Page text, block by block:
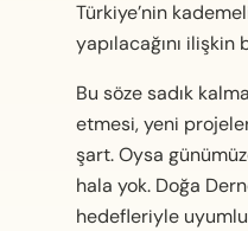
Türkiye’nin
yapılacağını
Bu söze sadık
etmesi, yeni
şart. Oysa
hala yok. Doğa
hedefleriyle